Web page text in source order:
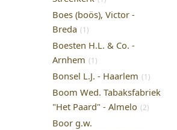
Boes (boös), Victor -
Breda (1)
Boesten H.L. & Co. -
Arnhem (1)
Bonsel L.J. - Haarlem (1)
Boom Wed. Tabaksfabriek
"Het Paard" - Almelo (2)
Boor g.w.